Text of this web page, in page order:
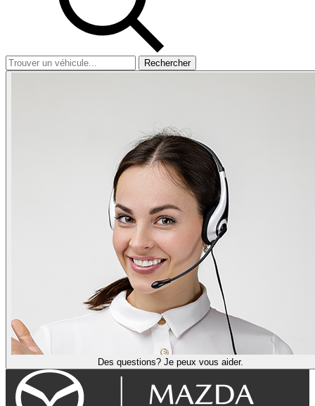
Rechercher
Des questions? Je peux vous aider.